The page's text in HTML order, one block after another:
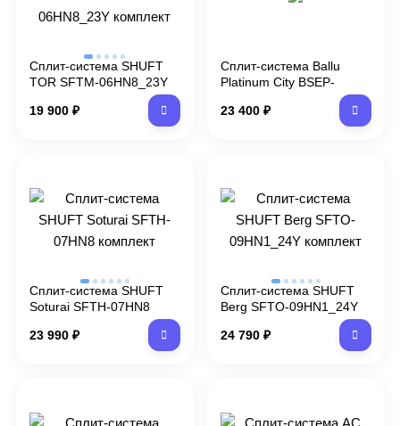
Сплит-система SHUFT
TOR SFTM-06HN8_23Y
19 900 ₽
Сплит-система Ballu
Platinum City BSEP-
охлаждение/обогрев/
23 400 ₽
Сплит-система SHUFT
Soturai SFTH-07HN8
23 990 ₽
Сплит-система SHUFT
Berg SFTO-09HN1_24Y
24 790 ₽